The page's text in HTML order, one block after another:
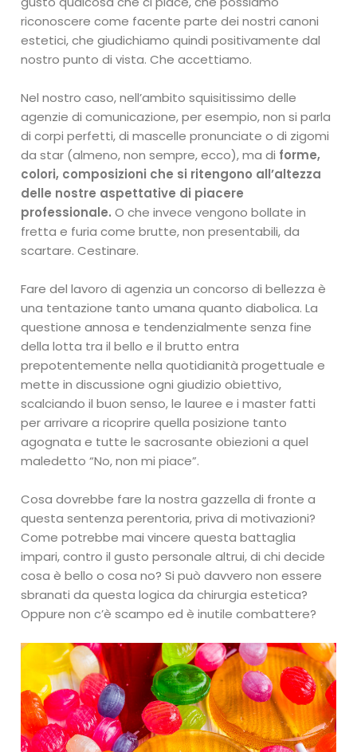
riconoscere come facente parte dei nostri canoni
estetici, che giudichiamo quindi positivamente dal
nostro punto di vista. Che accettiamo.
Nel nostro caso, nell’ambito squisitissimo delle
agenzie di comunicazione, per esempio, non si parla
di corpi perfetti, di mascelle pronunciate o di zigomi
da star (almeno, non sempre, ecco), ma di forme,
colori, composizioni che si ritengono all’altezza
delle nostre aspettative di piacere
professionale. O che invece vengono bollate in
fretta e furia come brutte, non presentabili, da
scartare. Cestinare.
Fare del lavoro di agenzia un concorso di bellezza è
una tentazione tanto umana quanto diabolica. La
questione annosa e tendenzialmente senza fine
della lotta tra il bello e il brutto entra
prepotentemente nella quotidianità progettuale e
mette in discussione ogni giudizio obiettivo,
scalciando il buon senso, le lauree e i master fatti
per arrivare a ricoprire quella posizione tanto
agognata e tutte le sacrosante obiezioni a quel
maledetto “No, non mi piace”.
Cosa dovrebbe fare la nostra gazzella di fronte a
questa sentenza perentoria, priva di motivazioni?
Come potrebbe mai vincere questa battaglia
impari, contro il gusto personale altrui, di chi decide
cosa è bello o cosa no? Si può davvero non essere
sbranati da questa logica da chirurgia estetica?
Oppure non c’è scampo ed è inutile combattere?